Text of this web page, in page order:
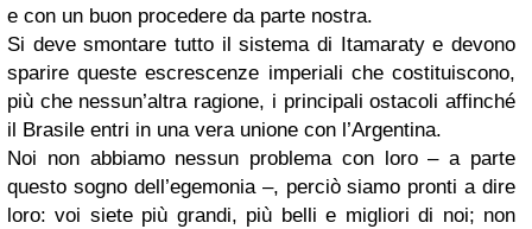
e con un buon procedere da parte nostra.
Si deve smontare tutto il sistema di Itamaraty e devono
sparire queste escrescenze imperiali che costituiscono,
più che nessun’altra ragione, i principali ostacoli affinché
il Brasile entri in una vera unione con l’Argentina.
Noi non abbiamo nessun problema con loro – a parte
questo sogno dell’egemonia –, perciò siamo pronti a dire
loro: voi siete più grandi, più belli e migliori di noi; non